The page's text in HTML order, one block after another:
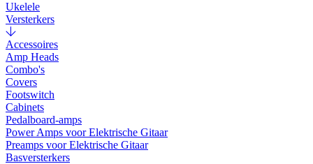
Ukelele
Versterkers
Accessoires
Amp Heads
Combo's
Covers
Footswitch
Cabinets
Pedalboard-amps
Power Amps voor Elektrische Gitaar
Preamps voor Elektrische Gitaar
Basversterkers